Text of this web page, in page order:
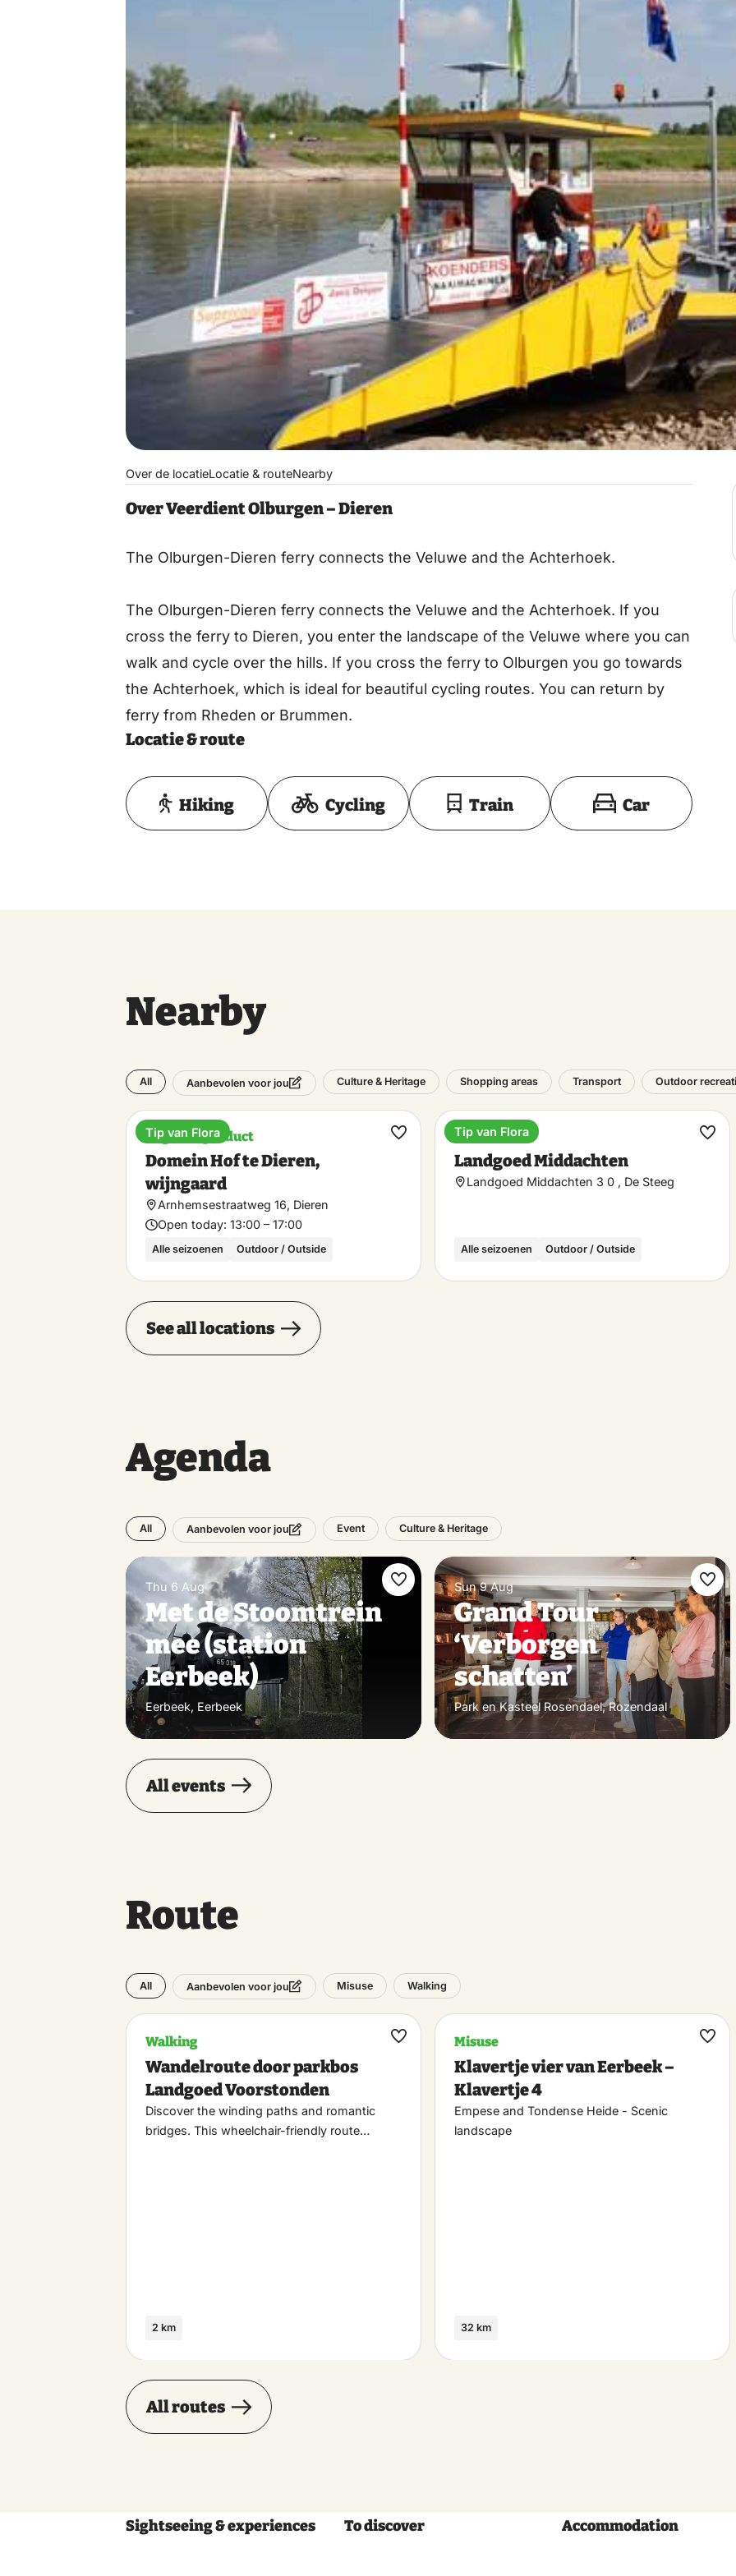
Over de locatieLocatie & routeNearby
Over Veerdient Olburgen – Dieren
The Olburgen-Dieren ferry connects the Veluwe and the Achterhoek.
The Olburgen-Dieren ferry connects the Veluwe and the Achterhoek. If you
cross the ferry to Dieren, you enter the landscape of the Veluwe where you can
walk and cycle over the hills. If you cross the ferry to Olburgen you go towards
the Achterhoek, which is ideal for beautiful cycling routes. You can return by
ferry from Rheden or Brummen.
Locatie & route
Toon op kaart
Hiking Cycling Train Car
Nearby
All Aanbevolen voor jou Culture & Heritage Shopping areas Transport Outdoor
Regional product
Domein Hof te Dieren,
wijngaard
Arnhemsestraatweg 16, Dieren
Open today: 13:00 – 17:00
Alle seizoenen Outdoor / Outside
Tip van Flora
Make
Estate
Landgoed Middachten
Landgoed Middachten 3 0 , De Steeg
Alle seizoenen Outdoor / Outside
Tip van Flora
See all locations
Agenda
All Aanbevolen voor jou Event Culture & Heritage
Thu 6 Aug
Met de Stoomtrein
mee (station
Eerbeek)
Eerbeek, Eerbeek
Make
favorite
Sun 9 Aug
Grand Tour
‘Verborgen
schatten’
Park en Kasteel Rosendael, Rozendaal
All events
Route
All Aanbevolen voor jou Misuse Walking
Walking
Wandelroute door parkbos
Landgoed Voorstonden
Discover the winding paths and romantic
bridges. This wheelchair-friendly route…
2 km
Maak
Misuse
Klavertje vier van Eerbeek –
Klavertje 4
Empese and Tondense Heide - Scenic
landscape
32 km
All routes
Sightseeing & experiences To discover Accommodation